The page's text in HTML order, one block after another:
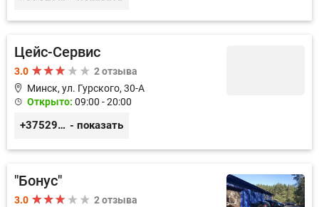
Цейс-Сервис
3.0
2 отзыва
Минск, ул. Гурского, 30-А
Открыто: 09:00 - 20:00
+375296499085 - показать
"Бонус"
3.0
2 отзыва